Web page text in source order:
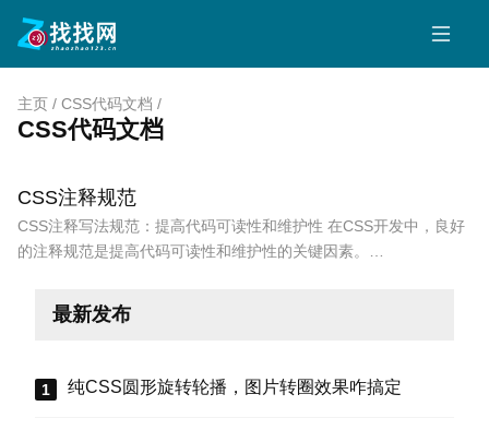
主页 / CSS代码文档 /
CSS代码文档
CSS注释规范
CSS注释写法规范：提高代码可读性和维护性 在CSS开发中，良好
的注释规范是提高代码可读性和维护性的关键因素。…
最新发布
纯CSS圆形旋转轮播，图片转圈效果咋搞定